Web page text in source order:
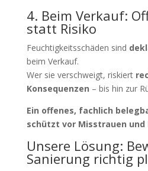
4. Beim Verkauf:
statt Risiko
Feuchtigkeitsschäden sind
beim Verkauf.
Wer sie verschweigt, riskiert
Konsequenzen – bis hin zur
Ein offenes, fachlich
schützt vor Misstrauen und
Unsere Lösung:
Sanierung richtig